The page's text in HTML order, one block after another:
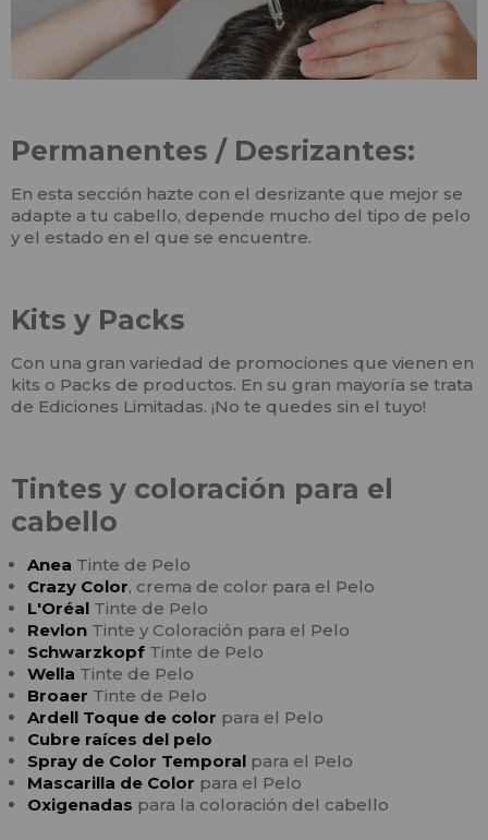
Permanentes / Desrizantes:
En esta sección hazte con el desrizante que mejor se
adapte a tu cabello, depende mucho del tipo de pelo
y el estado en el que se encuentre.
Kits y Packs
Con una gran variedad de promociones que vienen en
kits o Packs de productos. En su gran mayoría se trata
de Ediciones Limitadas. ¡No te quedes sin el tuyo!
Tintes y coloración para el
cabello
Anea Tinte de Pelo
Crazy Color, crema de color para el Pelo
L'Oréal Tinte de Pelo
Revlon Tinte y Coloración para el Pelo
Schwarzkopf Tinte de Pelo
Wella Tinte de Pelo
Broaer Tinte de Pelo
Ardell Toque de color para el Pelo
Cubre raíces del pelo
Spray de Color Temporal para el Pelo
Mascarilla de Color para el Pelo
Oxigenadas para la coloración del cabello